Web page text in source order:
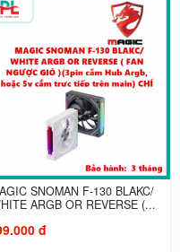
SNOMAN F-130 BLAKC/
ARGB OR REVERSE (...
đ